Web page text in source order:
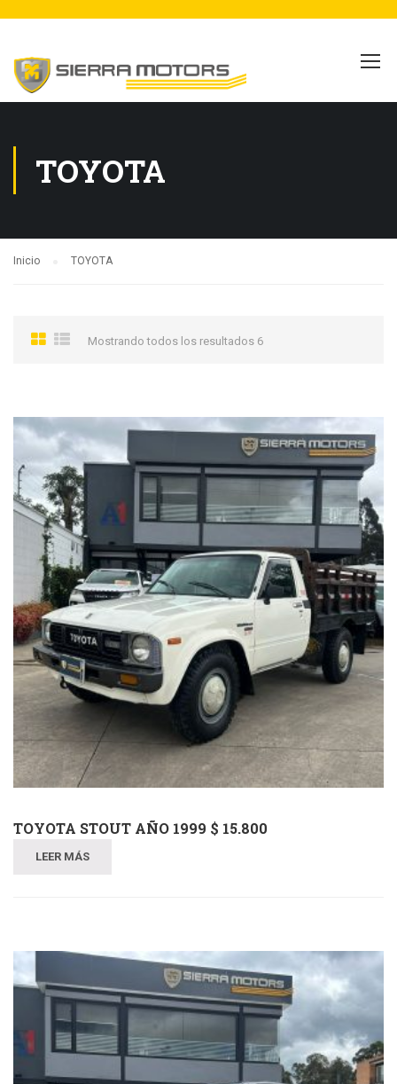
TOYOTA
Inicio TOYOTA
Mostrando todos los resultados 6
TOYOTA STOUT AÑO 1999 $ 15.800
LEER MÁS